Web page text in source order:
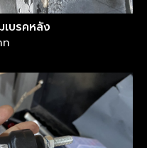
เบรคหลัง
ท